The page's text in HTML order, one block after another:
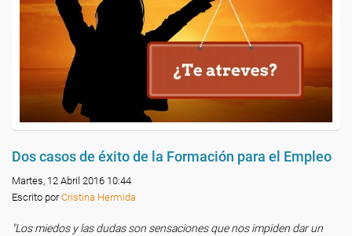
Dos casos de éxito de la Formación para el Empleo
Martes, 12 Abril 2016 10:44
Escrito porCristina Hermida
"Los miedos y las dudas son sensaciones que nos impiden dar un